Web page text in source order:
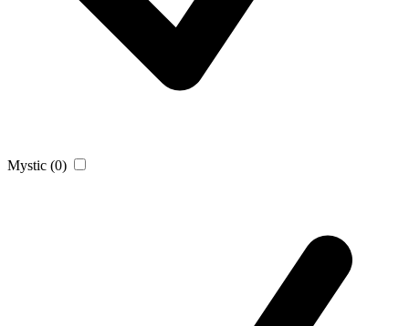
Mystic (0)